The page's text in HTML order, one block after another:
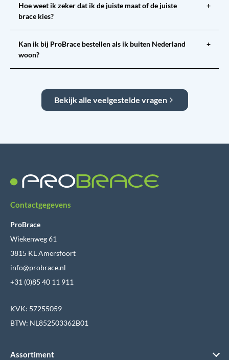
Hoe weet ik zeker dat ik de juiste maat of de juiste
brace kies?
+
Kan ik bij ProBrace bestellen als ik buiten Nederland
woon?
+
Bekijk alle veelgestelde vragen
Contactgegevens
ProBrace
Wiekenweg 61
3815 KL Amersfoort
info@probrace.nl
+31 (0)85 40 11 911
KVK: 57255059
BTW: NL852503362B01
Assortiment